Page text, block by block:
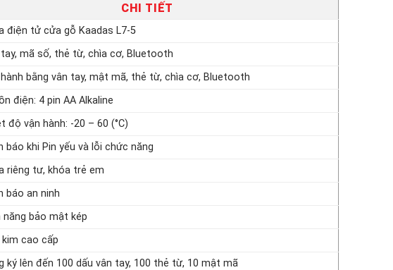
CHI TIẾT
điện tử cửa gỗ Kaadas L7-5
mã số, thẻ từ, chìa cơ, Bluetooth
bằng vân tay, mật mã, thẻ từ, chìa cơ, Bluetooth
điện: 4 pin AA Alkaline
độ vận hành: -20 – 60 (°C)
báo khi Pin yếu và lỗi chức năng
riêng tư, khóa trẻ em
báo an ninh
năng bảo mật kép
kim cao cấp
ký lên đến 100 dấu vân tay, 100 thẻ từ, 10 mật mã